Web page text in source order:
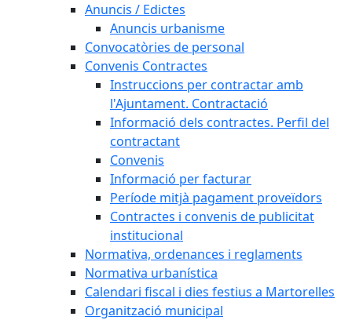
Anuncis / Edictes
Anuncis urbanisme
Convocatòries de personal
Convenis Contractes
Instruccions per contractar amb
l'Ajuntament. Contractació
Informació dels contractes. Perfil del
contractant
Convenis
Informació per facturar
Període mitjà pagament proveïdors
Contractes i convenis de publicitat
institucional
Normativa, ordenances i reglaments
Normativa urbanística
Calendari fiscal i dies festius a Martorelles
Organització municipal